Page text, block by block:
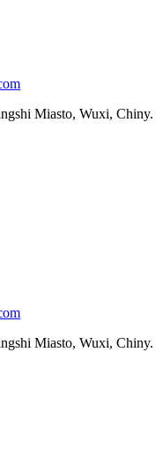
Miasto, Wuxi, Chiny.
Miasto, Wuxi, Chiny.